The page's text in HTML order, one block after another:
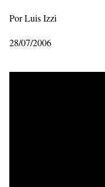
Por Luis Izzi
28/07/2006